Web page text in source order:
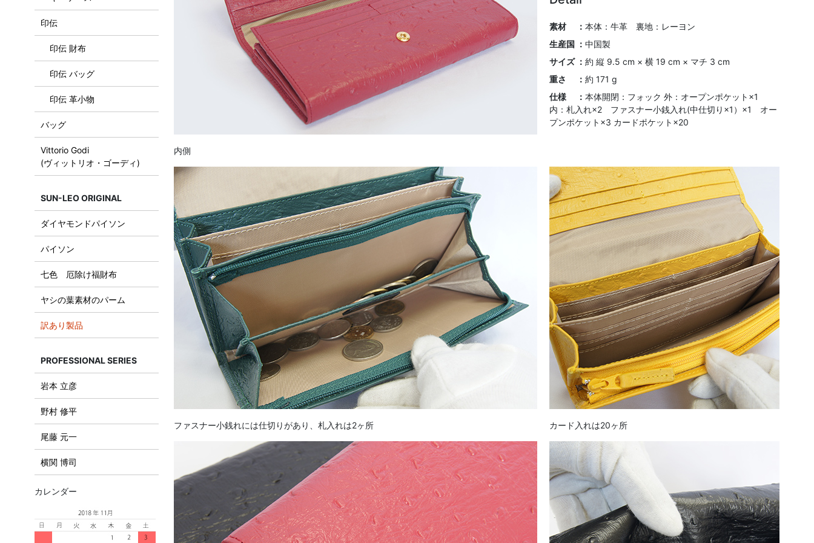
印伝
印伝 財布
印伝 バッグ
印伝 革小物
バッグ
Vittorio Godi
(ヴィットリオ・ゴーディ)
SUN-LEO ORIGINAL
ダイヤモンドパイソン
パイソン
七色 厄除け福財布
ヤシの葉素材のパーム
訳あり製品
PROFESSIONAL SERIES
岩本 立彦
野村 修平
尾藤 元一
横関 博司
カレンダー
内側
素材 ： 本体：牛革 裏地：レーヨン
生産国 ： 中国製
サイズ ： 約 縦 9.5 cm × 横 19 cm × マチ 3 cm
重さ ： 約 171 g
仕様 ： 本体開閉：フォック 外：オープンポケット×1
内：札入れ×2 ファスナー小銭入れ(中仕切り×1）×1 オー
プンポケット×3 カードポケット×20
ファスナー小銭れには仕切りがあり、札入れは2ヶ所 カード入れは20ヶ所